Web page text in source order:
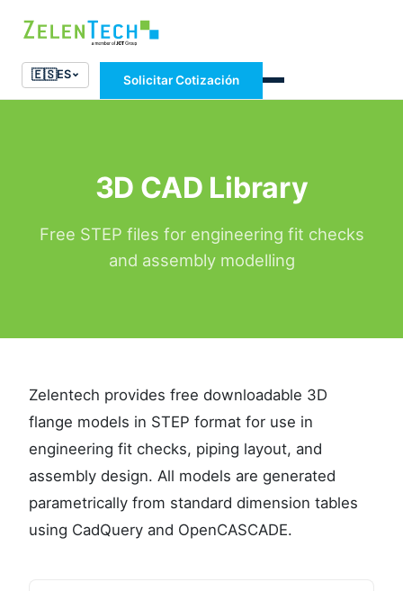
🇪🇸ES Solicitar Cotización
3D CAD Library
Free STEP files for engineering fit checks
and assembly modelling
Zelentech provides free downloadable 3D
flange models in STEP format for use in
engineering fit checks, piping layout, and
assembly design. All models are generated
parametrically from standard dimension tables
using CadQuery and OpenCASCADE.